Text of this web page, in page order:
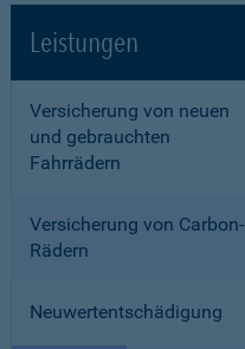
Leistungen
Versicherung von neuen
und gebrauchten
Fahrrädern
Versicherung von Carbon-
Rädern
Neuwertentschädigung